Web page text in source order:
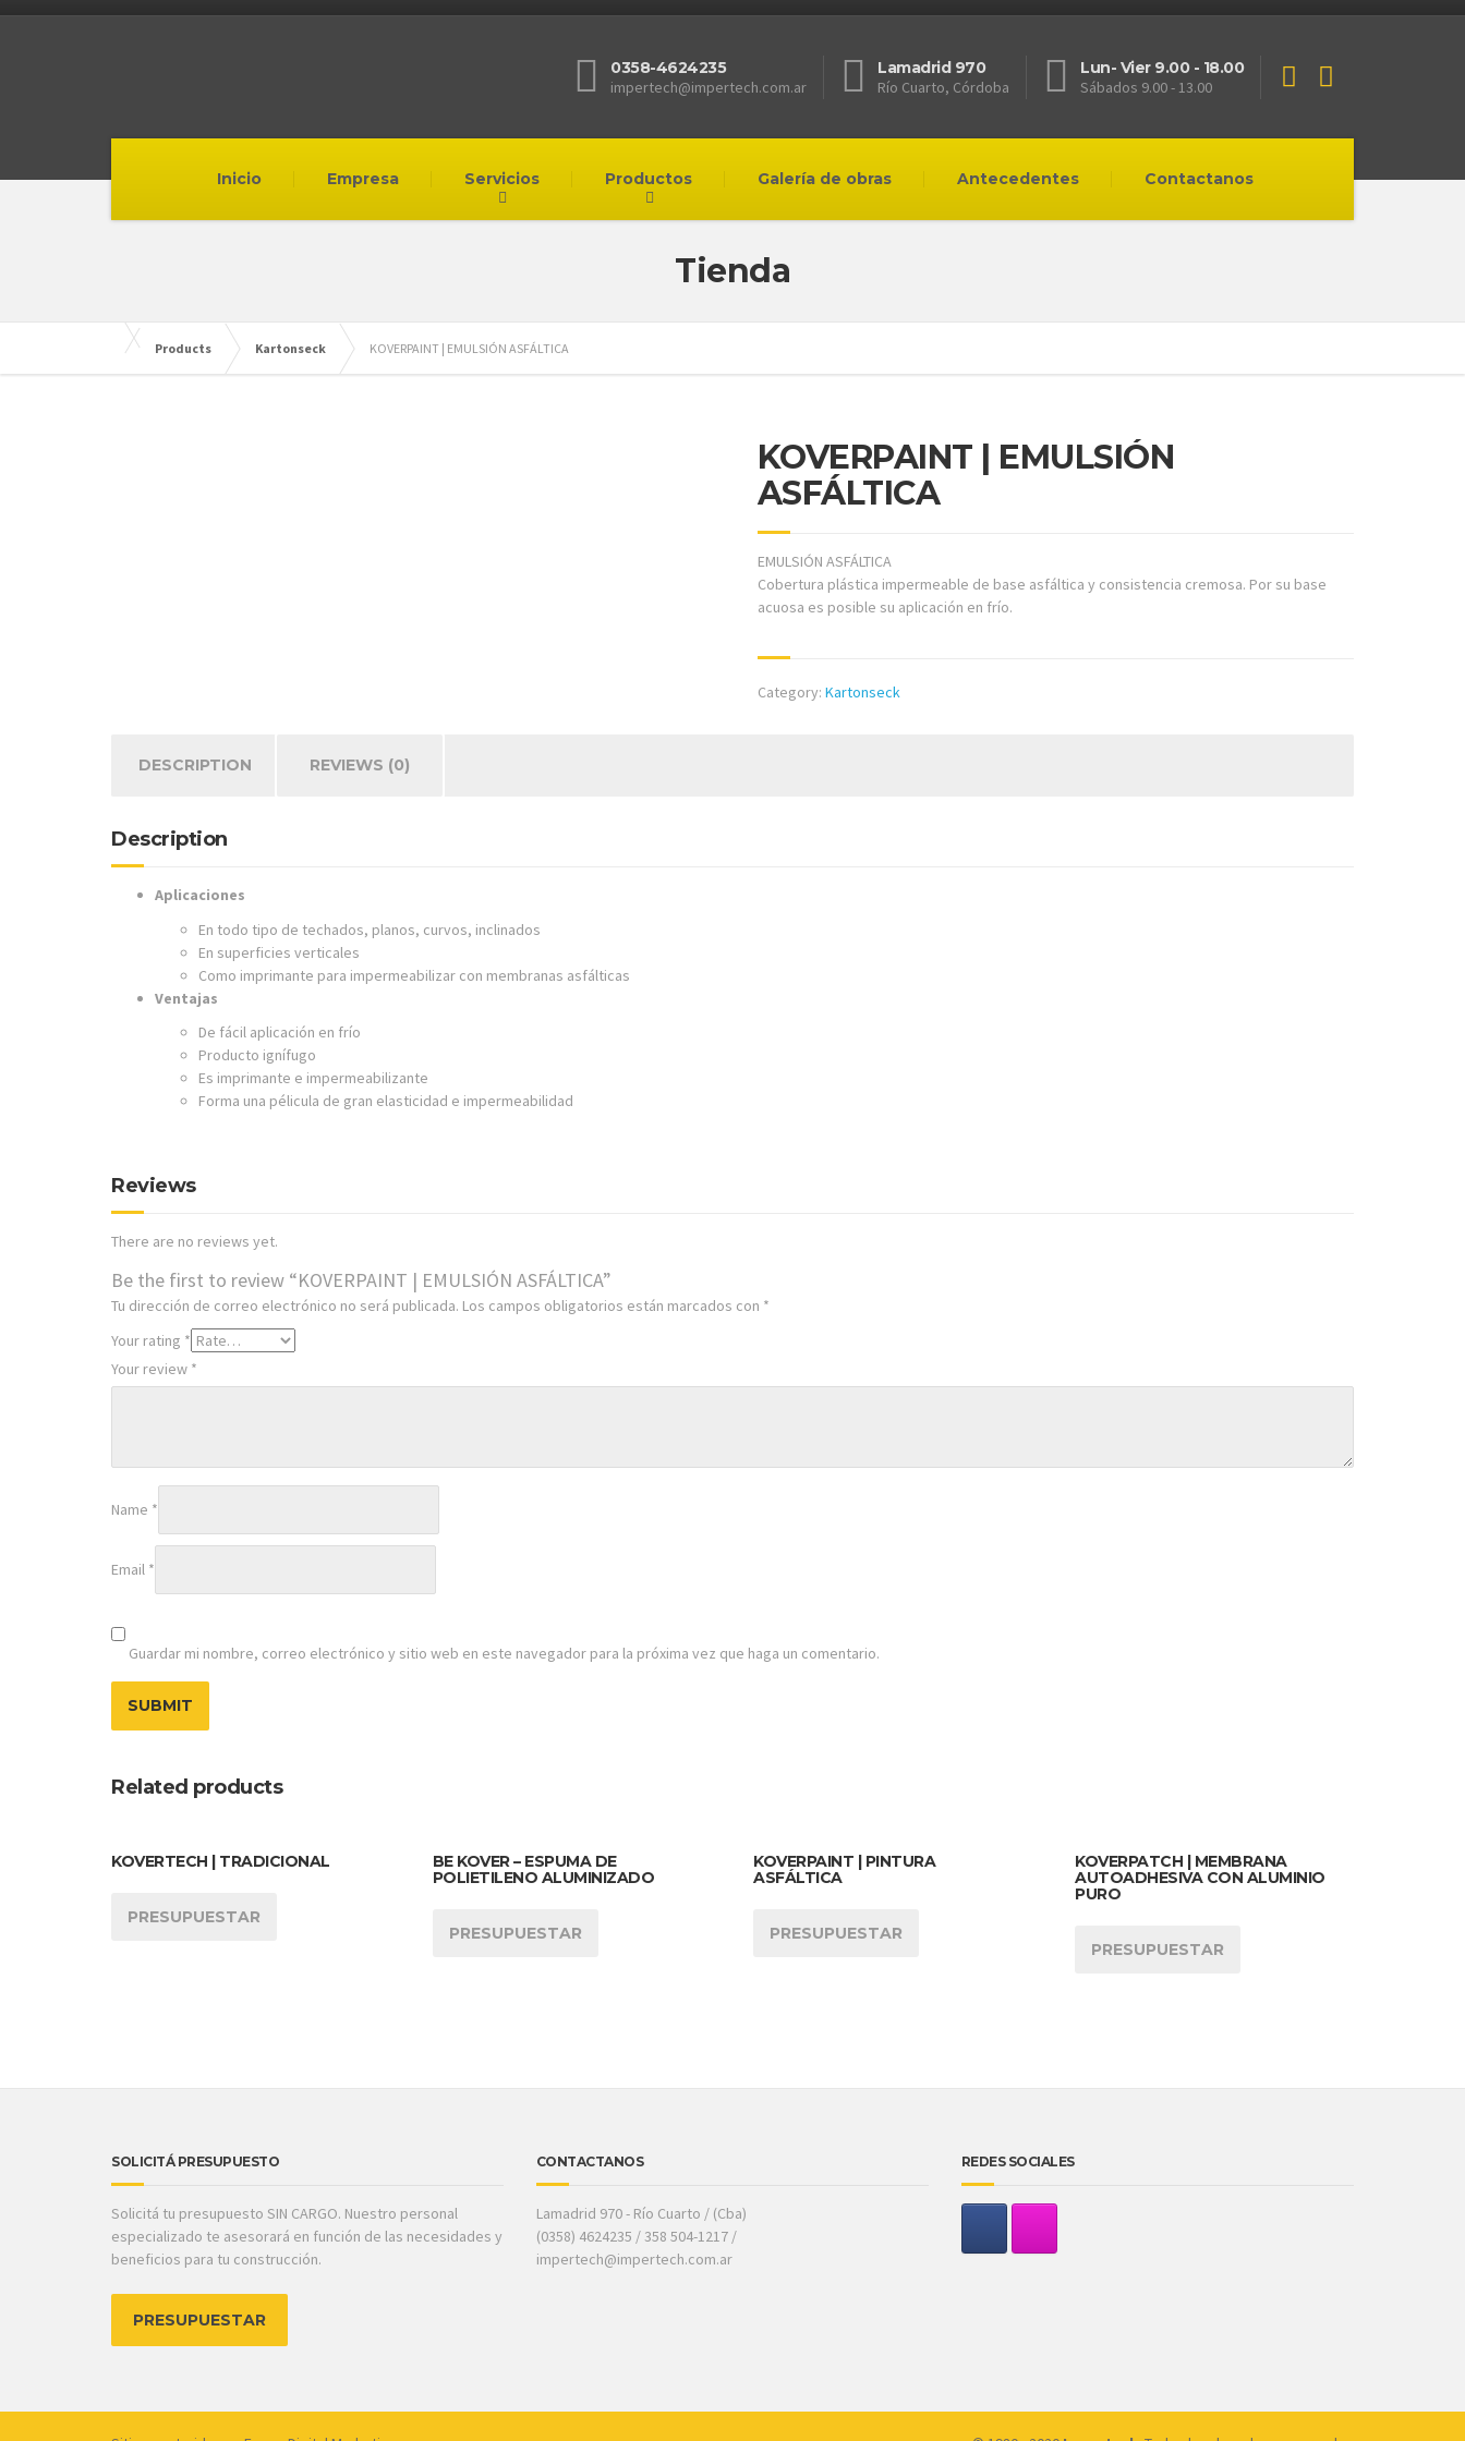
0358-4624235
impertech@impertech.com.ar
Lamadrid 970
Río Cuarto, Córdoba
Lun- Vier 9.00 - 18.00
Sábados 9.00 - 13.00
Inicio Empresa Servicios Productos Galería de obras Antecedentes Contactanos
Tienda
Products Kartonseck KOVERPAINT | EMULSIÓN ASFÁLTICA
KOVERPAINT | EMULSIÓN
ASFÁLTICA
EMULSIÓN ASFÁLTICA
Cobertura plástica impermeable de base asfáltica y consistencia cremosa. Por su base
acuosa es posible su aplicación en frío.
Category: Kartonseck
DESCRIPTION REVIEWS (0)
Description
Aplicaciones
En todo tipo de techados, planos, curvos, inclinados
En superficies verticales
Como imprimante para impermeabilizar con membranas asfálticas
Ventajas
De fácil aplicación en frío
Producto ignífugo
Es imprimante e impermeabilizante
Forma una pélicula de gran elasticidad e impermeabilidad
Reviews
There are no reviews yet.
Be the first to review “KOVERPAINT | EMULSIÓN ASFÁLTICA”
Tu dirección de correo electrónico no será publicada. Los campos obligatorios están marcados con *
Your rating *
Your review *
Name *
Email *
Guardar mi nombre, correo electrónico y sitio web en este navegador para la próxima vez que haga un comentario.
Related products
KOVERTECH | TRADICIONAL
PRESUPUESTAR
BE KOVER – ESPUMA DE
POLIETILENO ALUMINIZADO
PRESUPUESTAR
KOVERPAINT | PINTURA
ASFÁLTICA
PRESUPUESTAR
KOVERPATCH | MEMBRANA
AUTOADHESIVA CON ALUMINIO
PURO
PRESUPUESTAR
SOLICITÁ PRESUPUESTO
Solicitá tu presupuesto SIN CARGO. Nuestro personal
especializado te asesorará en función de las necesidades y
beneficios para tu construcción.
PRESUPUESTAR
CONTACTANOS
Lamadrid 970 - Río Cuarto / (Cba)
(0358) 4624235 / 358 504-1217 /
impertech@impertech.com.ar
REDES SOCIALES